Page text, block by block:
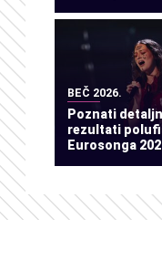
BEČ 2026.
Poznati
rezultati
Eurosonga